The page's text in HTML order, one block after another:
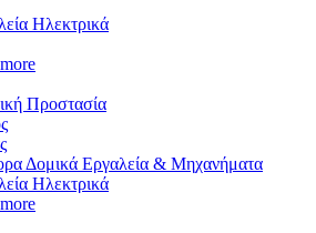
Ηλεκτρικά
Προστασία
Δομικά Εργαλεία & Μηχανήματα
Ηλεκτρικά